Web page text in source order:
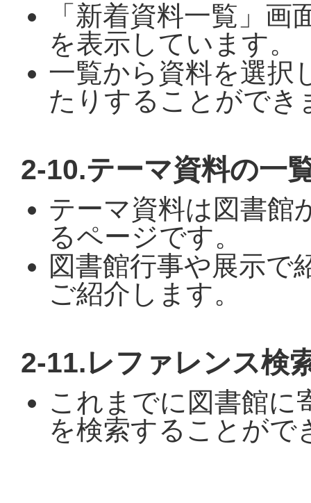
「新着資料一覧」
を表示しています。
一覧から資料を選択
たりすることができ
2-10.テーマ資料の一
テーマ資料は図書館
るページです。
図書館行事や展示で
ご紹介します。
2-11.レファレンス検
これまでに図書館に
を検索することがで